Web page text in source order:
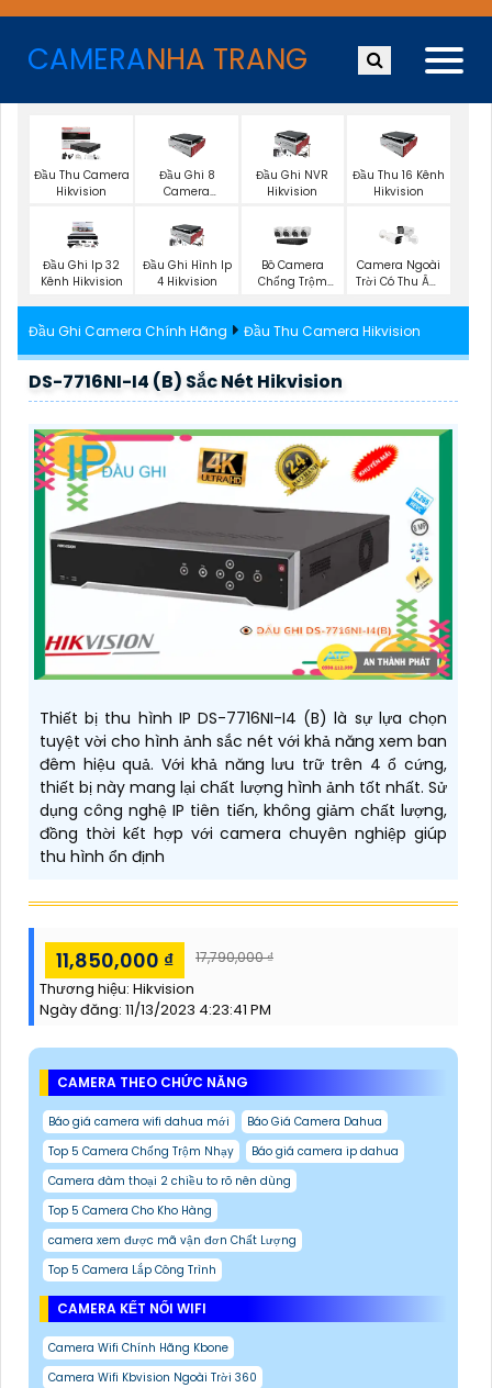
CAMERANHA TRANG
Đầu Thu Camera
Hikvision
Đầu Ghi 8
Camera
Đầu Ghi NVR
Hikvision
Đầu Thu 16 Kênh
Hikvision
Đầu Ghi Ip 32
Kênh Hikvision
Đầu Ghi Hình Ip
4 Hikvision
Bô Camera
Chống Trộm
Camera Ngoài
Trời Có Thu Âm
Đầu Ghi Camera Chính Hãng Đầu Thu Camera Hikvision
DS-7716NI-I4 (B) Sắc Nét Hikvision
Thiết bị thu hình IP DS-7716NI-I4 (B) là sự lựa chọn
tuyệt vời cho hình ảnh sắc nét với khả năng xem ban
đêm hiệu quả. Với khả năng lưu trữ trên 4 ổ cứng,
thiết bị này mang lại chất lượng hình ảnh tốt nhất. Sử
dụng công nghệ IP tiên tiến, không giảm chất lượng,
đồng thời kết hợp với camera chuyên nghiệp giúp
thu hình ổn định
11,850,000 ₫ 17,790,000 ₫
Thương hiệu: Hikvision
Ngày đăng: 11/13/2023 4:23:41 PM
CAMERA THEO CHỨC NĂNG
Báo giá camera wifi dahua mới
Báo Giá Camera Dahua
Top 5 Camera Chống Trộm Nhạy
Báo giá camera ip dahua
Camera đàm thoại 2 chiều to rõ nên dùng
Top 5 Camera Cho Kho Hàng
camera xem được mã vận đơn Chất Lượng
Top 5 Camera Lắp Công Trình
CAMERA KẾT NỐI WIFI
Camera Wifi Chính Hãng Kbone
Camera Wifi Kbvision Ngoài Trời 360